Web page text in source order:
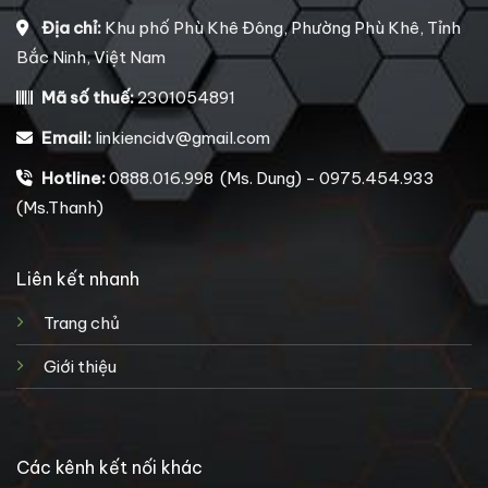
Địa chỉ: Khu phố Phù Khê Đông, Phường Phù Khê, Tỉnh
Bắc Ninh, Việt Nam
Mã số thuế:2301054891
Email: linkiencidv@gmail.com
Hotline:0888.016.998 (Ms. Dung) - 0975.454.933
(Ms.Thanh)
Liên kết nhanh
Trang chủ
Giới thiệu
Các kênh kết nối khác